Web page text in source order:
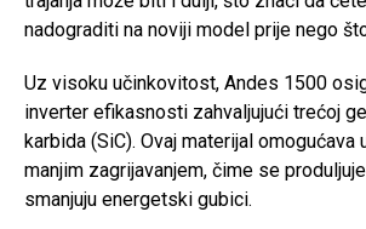
nadograditi na noviji model prije nego
Uz visoku učinkovitost, Andes 1500
inverter efikasnosti zahvaljujući trećoj
karbida (SiC). Ovaj materijal omogućava
manjim zagrijavanjem, čime se
smanjuju energetski gubici.